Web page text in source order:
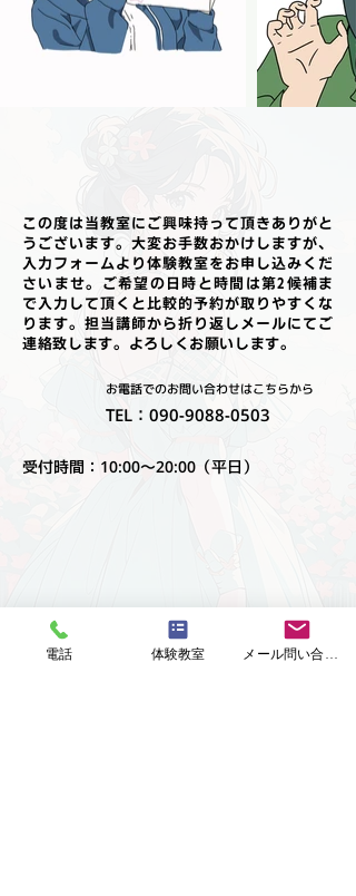
この度は当教室にご興味持って頂きありがと
うございます。大変お手数おかけしますが、
入力フォームより体験教室をお申し込みくだ
さいませ。ご希望の日時と時間は第2候補ま
で入力して頂くと比較的予約が取りやすくな
ります。担当講師から折り返しメールにてご
連絡致します。よろしくお願いします。
お電話でのお問い合わせはこちらから
TEL：090-9088-0503
受付時間：10:00〜20:00（平日）
電話 体験教室